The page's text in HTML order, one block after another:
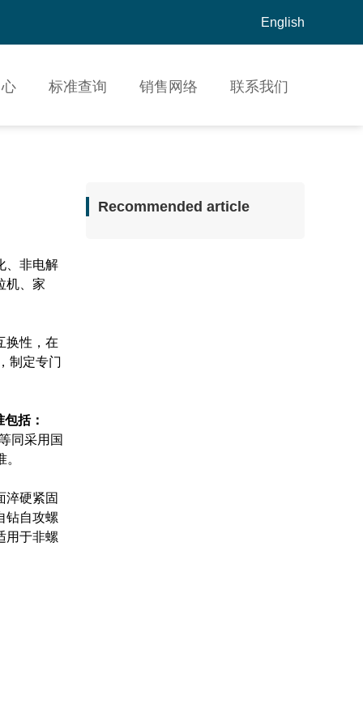
English
标准查询 销售网络 联系我们
、非电解
机、家
换性，在
制定专门
括：
同采用国
淬硬紧固
钻自攻螺
用于非螺
Recommended article